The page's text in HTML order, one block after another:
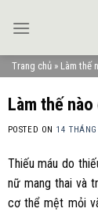
Trang chủ » Làm thế
Làm thế
POSTED ON 14
Thiếu máu do
nữ mang thai và
cơ thể mệt mỏi